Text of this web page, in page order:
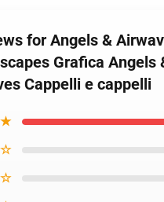
for Angels &
Grafica Angels
Cappelli e cappelli